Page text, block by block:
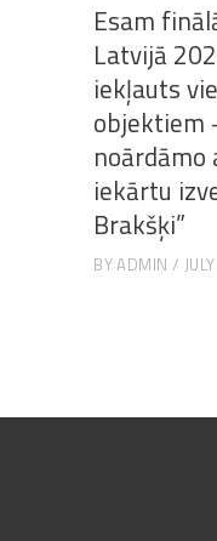
Esam
Latvijā
iekļauts
objektiem
iekārtu
Brakšķi”
BYADMIN